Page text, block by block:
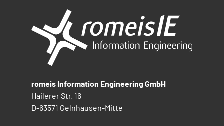
romeis Information Engineering GmbH
Hailerer Str. 16
D-63571 Gelnhausen-Mitte